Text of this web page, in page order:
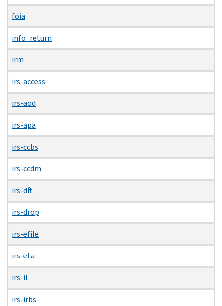
foia
info_return
irm
irs-access
irs-aod
irs-apa
irs-ccbs
irs-ccdm
irs-dft
irs-drop
irs-efile
irs-eta
irs-il
irs-irbs